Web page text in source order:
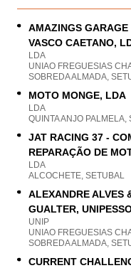
AMAZINGS
VASCO CAETANO,
LDA
UNIAO FREGUESIAS
SOBREDA ALMADA,
MOTO MONGE, LDA
LDA
QUINTA ANJO PALMELA,
JAT RACING 37 -
REPARAÇÃO DE
LDA
ALCOCHETE, SETUBAL
ALEXANDRE ALVES
GUALTER,
UNIP
UNIAO FREGUESIAS
SOBREDA ALMADA,
CURRENT